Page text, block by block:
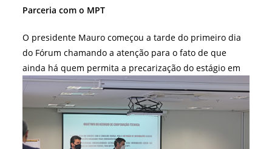
Parceria com o MPT
O presidente Mauro começou a tarde do primeiro dia
do Fórum chamando a atenção para o fato de que
ainda há quem permita a precarização do estágio em